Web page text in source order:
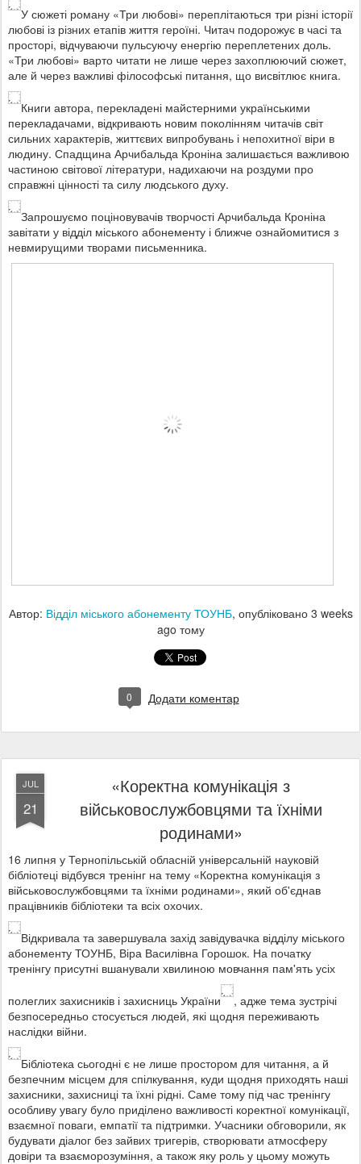
У сюжеті роману «Три любові» переплітаються три різні історії
любові із різних етапів життя героїні. Читач подорожує в часі та
просторі, відчуваючи пульсуючу енергію переплетених доль.
«Три любові» варто читати не лише через захоплюючий сюжет,
але й через важливі філософські питання, що висвітлює книга.
Книги автора, перекладені майстерними українськими
перекладачами, відкривають новим поколінням читачів світ
сильних характерів, життєвих випробувань і непохитної віри в
людину. Спадщина Арчибальда Кроніна залишається важливою
частиною світової літератури, надихаючи на роздуми про
справжні цінності та силу людського духу.
Запрошуємо поціновувачів творчості Арчибальда Кроніна
завітати у відділ міського абонементу і ближче ознайомитися з
невмирущими творами письменника.
Автор: Відділ міського абонементу ТОУНБ, опубліковано 3 weeks
ago тому
0 Додати коментар
JUL
21
«Коректна комунікація з
військовослужбовцями та їхніми
родинами»
16 липня у Тернопільській обласній універсальній науковій
бібліотеці відбувся тренінг на тему «Коректна комунікація з
військовослужбовцями та їхніми родинами», який об'єднав
працівників бібліотеки та всіх охочих.
Відкривала та завершувала захід завідувачка відділу міського
абонементу ТОУНБ, Віра Василівна Горошок. На початку
тренінгу присутні вшанували хвилиною мовчання пам'ять усіх
полеглих захисників і захисниць України
, адже тема зустрічі
безпосередньо стосується людей, які щодня переживають
наслідки війни.
Бібліотека сьогодні є не лише простором для читання, а й
безпечним місцем для спілкування, куди щодня приходять наші
захисники, захисниці та їхні рідні. Саме тому під час тренінгу
особливу увагу було приділено важливості коректної комунікації,
взаємної поваги, емпатії та підтримки. Учасники обговорили, як
будувати діалог без зайвих тригерів, створювати атмосферу
довіри та взаєморозуміння, а також яку роль у цьому можуть